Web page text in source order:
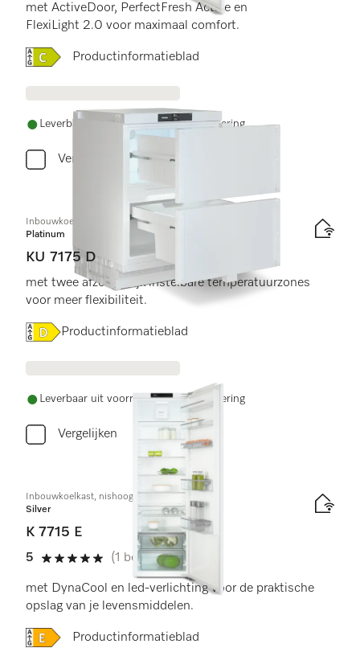
met ActiveDoor, PerfectFresh Active en
FlexiLight 2.0 voor maximaal comfort.
Online Label Flag, Energielabel
Productinformatieblad
Leverbaar uit voorraad met gratis levering
Vergelijken
Inbouwkoelkast, nishoogte 86–92 cm
Platinum
KU 7175 D
met twee afzonderlijk instelbare temperatuurzones
voor meer flexibiliteit.
Online Label Flag, Energielabel
Productinformatieblad
Leverbaar uit voorraad met gratis levering
Vergelijken
Inbouwkoelkast, nishoogte 178 cm
Silver
K 7715 E
5
5 sterren op 5
(1 beoordeling)
met DynaCool en led-verlichting voor de praktische
opslag van je levensmiddelen.
Online Label Flag, Energielabel
Productinformatieblad